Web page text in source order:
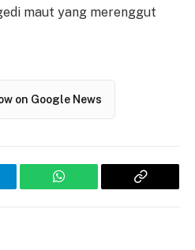
maut yang merenggut
on Google News
WhatsApp
Copy